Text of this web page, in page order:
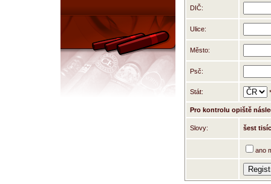
DIČ:
Ulice:
Město:
Psč:
Stát: *
Pro kontrolu opiště
Slovy: šest
ano